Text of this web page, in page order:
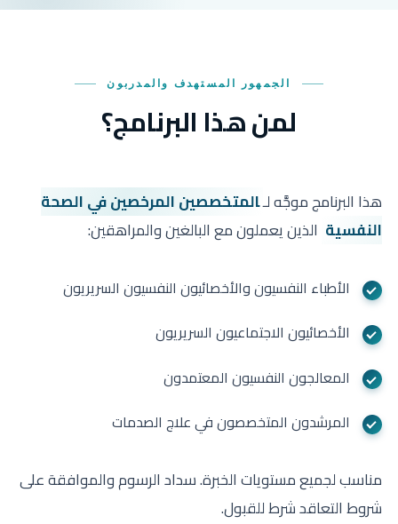
الجمهور المستهدف والمدربون
لمن هذا البرنامج؟
هذا البرنامج موجَّه لـالمتخصصين المرخصين في الصحة
النفسية الذين يعملون مع البالغين والمراهقين:
الأطباء النفسيون والأخصائيون النفسيون السريريون
الأخصائيون الاجتماعيون السريريون
المعالجون النفسيون المعتمدون
المرشدون المتخصصون في علاج الصدمات
مناسب لجميع مستويات الخبرة. سداد الرسوم والموافقة على
شروط التعاقد شرط للقبول.